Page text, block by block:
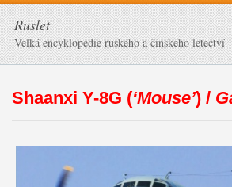
Ruslet
Velká encyklopedie ruského a čínského letectví
Shaanxi Y-8G (‘Mouse’) /